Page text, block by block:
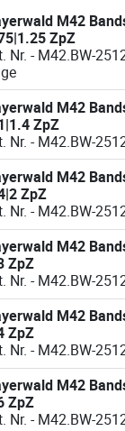
Bandsägeblatt BiFORCE BASE PLUS 10880 x 67 x 1.6 x
ZpZ
Nr. - M42.BW-
Bandsägeblatt BiFORCE BASE PLUS 10880 x 67 x 1.6 x
ZpZ
Bandsägeblatt BiFORCE BASE PLUS 10880 x 67 x 1.6 x
ZpZ
Bandsägeblatt BiFORCE BASE PLUS 10880 x 67 x 1.6 x
ZpZ
Bandsägeblatt BiFORCE BASE PLUS 10880 x 67 x 1.6 x
ZpZ
Bandsägeblatt BiFORCE BASE PLUS 10880 x 67 x 1.6 x
ZpZ